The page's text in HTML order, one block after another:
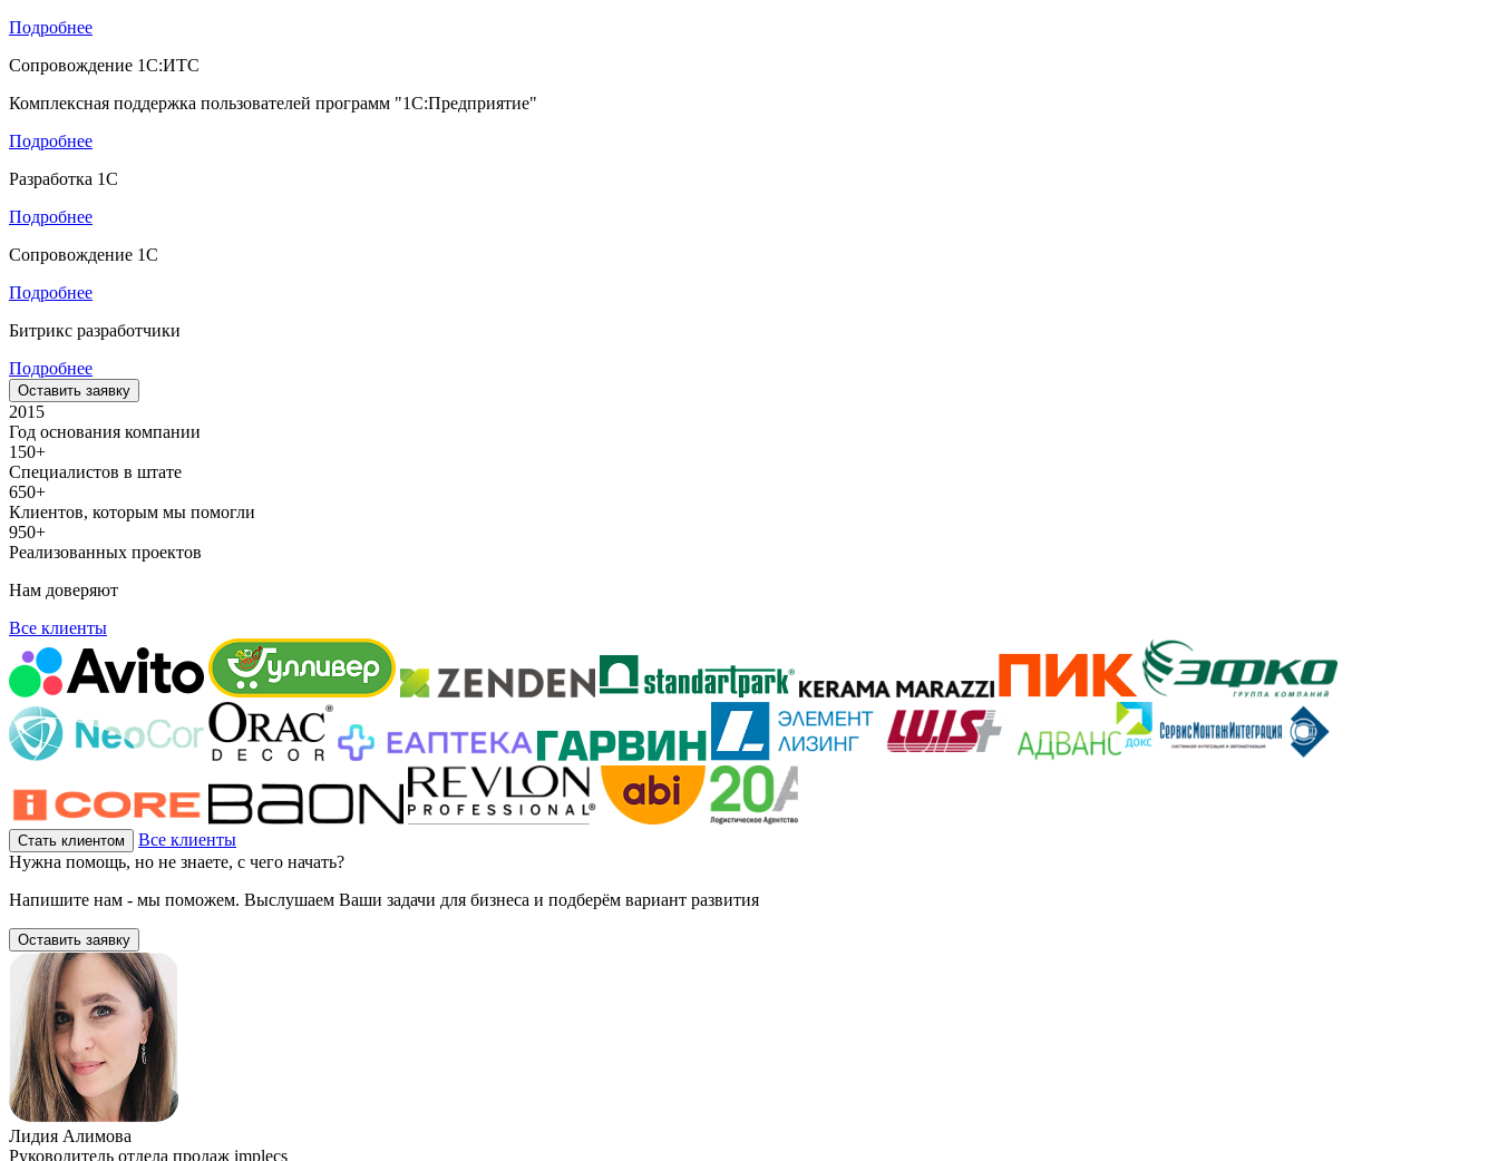
Подробнее
Сопровождение 1С:ИТС
Комплексная поддержка пользователей программ "1С:Предприятие"
Подробнее
Разработка 1С
Подробнее
Сопровождение 1С
Подробнее
Битрикс разработчики
Подробнее
Оставить заявку
2015
Год основания компании
150+
Специалистов в штате
650+
Клиентов, которым мы помогли
950+
Реализованных проектов
Нам доверяют
Все клиенты
Стать клиентом
Все клиенты
Нужна помощь, но не знаете, с чего начать?
Напишите нам - мы поможем. Выслушаем Ваши задачи для бизнеса и подберём вариант развития
Оставить заявку
Лидия Алимова
Руководитель отдела продаж implecs